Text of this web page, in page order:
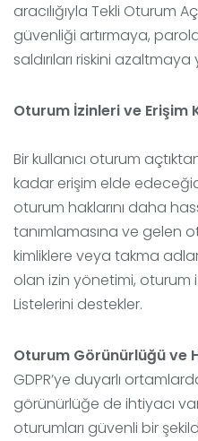
aracılığıyla Tekli Oturum
güvenliği artırmaya, parola
saldırıları riskini azaltmaya
Oturum İzinleri ve Erişim
Bir kullanıcı oturum
kadar erişim elde
oturum haklarını daha
tanımlamasına ve gelen
kimliklere veya takma
olan izin yönetimi, oturum
Listelerini destekler.
Oturum Görünürlüğü ve
GDPR’ye duyarlı
görünürlüğe de ihtiyacı
oturumları güvenli bir